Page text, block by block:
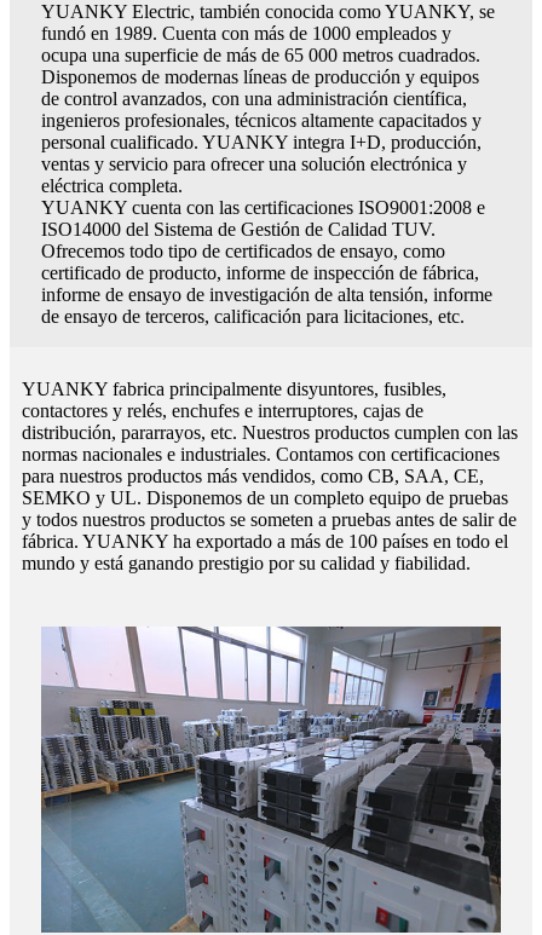
YUANKY Electric, también conocida como YUANKY, se
fundó en 1989. Cuenta con más de 1000 empleados y
ocupa una superficie de más de 65 000 metros cuadrados.
Disponemos de modernas líneas de producción y equipos
de control avanzados, con una administración científica,
ingenieros profesionales, técnicos altamente capacitados y
personal cualificado. YUANKY integra I+D, producción,
ventas y servicio para ofrecer una solución electrónica y
eléctrica completa.
YUANKY cuenta con las certificaciones ISO9001:2008 e
ISO14000 del Sistema de Gestión de Calidad TUV.
Ofrecemos todo tipo de certificados de ensayo, como
certificado de producto, informe de inspección de fábrica,
informe de ensayo de investigación de alta tensión, informe
de ensayo de terceros, calificación para licitaciones, etc.
YUANKY fabrica principalmente disyuntores, fusibles,
contactores y relés, enchufes e interruptores, cajas de
distribución, pararrayos, etc. Nuestros productos cumplen con las
normas nacionales e industriales. Contamos con certificaciones
para nuestros productos más vendidos, como CB, SAA, CE,
SEMKO y UL. Disponemos de un completo equipo de pruebas
y todos nuestros productos se someten a pruebas antes de salir de
fábrica. YUANKY ha exportado a más de 100 países en todo el
mundo y está ganando prestigio por su calidad y fiabilidad.